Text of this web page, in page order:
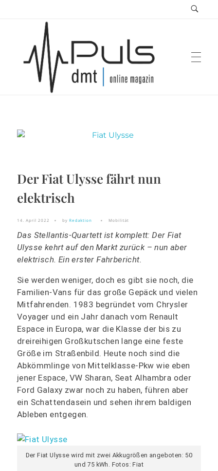
Puls Magazin
Zukunft der Mobilität
Der Fiat Ulysse fährt nun
elektrisch
14. April 2022 by Redaktion Mobilität
Das Stellantis-Quartett ist komplett: Der Fiat
Ulysse kehrt auf den Markt zurück – nun aber
elektrisch. Ein erster Fahrbericht.
Sie werden weniger, doch es gibt sie noch, die
Familien-Vans für das große Gepäck und vielen
Mitfahrenden. 1983 begründet vom Chrysler
Voyager und ein Jahr danach vom Renault
Espace in Europa, war die Klasse der bis zu
dreireihigen Großkutschen lange eine feste
Größe im Straßenbild. Heute noch sind die
Abkömmlinge von Mittelklasse-Pkw wie eben
jener Espace, VW Sharan, Seat Alhambra oder
Ford Galaxy zwar noch zu haben, führen aber
ein Schattendasein und sehen ihrem baldigen
Ableben entgegen.
Der Fiat Ulysse wird mit zwei Akkugrößen angeboten: 50
und 75 kWh. Fotos: Fiat